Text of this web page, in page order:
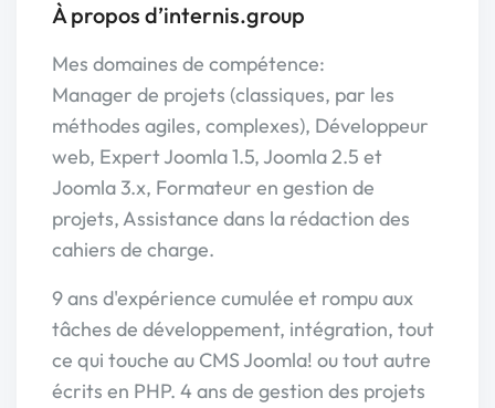
À propos d’internis.group
Mes domaines de compétence:
Manager de projets (classiques, par les
méthodes agiles, complexes), Développeur
web, Expert Joomla 1.5, Joomla 2.5 et
Joomla 3.x, Formateur en gestion de
projets, Assistance dans la rédaction des
cahiers de charge.
9 ans d'expérience cumulée et rompu aux
tâches de développement, intégration, tout
ce qui touche au CMS Joomla! ou tout autre
écrits en PHP. 4 ans de gestion des projets